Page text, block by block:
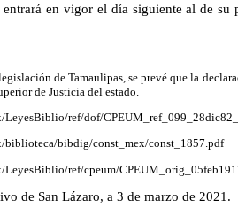
entrará en vigor el día siguiente al de
de Tamaulipas, se prevé que la
de Justicia del estado.
LeyesBiblio/ref/dof/
biblioteca/bibdig/const_mex/const_1857.pdf
LeyesBiblio/ref/cpeum/
de San Lázaro, a 3 de marzo de 2021.